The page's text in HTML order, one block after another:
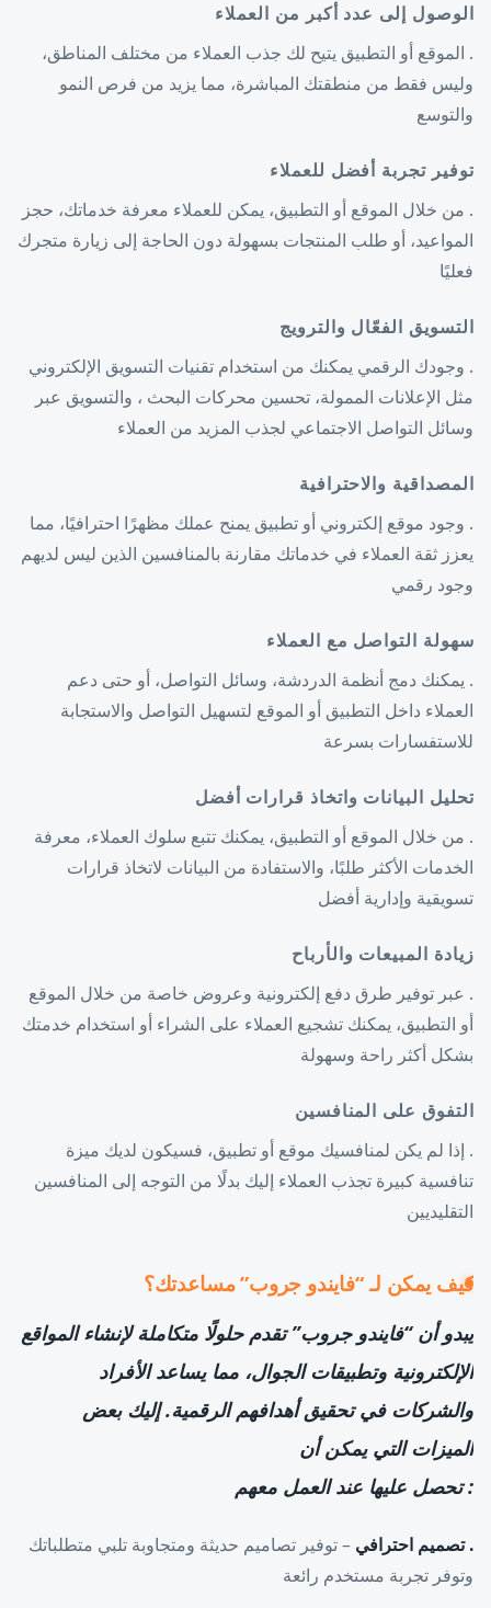
الوصول إلى عدد أكبر من العملاء
. الموقع أو التطبيق يتيح لك جذب العملاء من مختلف المناطق،
وليس فقط من منطقتك المباشرة، مما يزيد من فرص النمو
والتوسع
توفير تجربة أفضل للعملاء
. من خلال الموقع أو التطبيق، يمكن للعملاء معرفة خدماتك، حجز
المواعيد، أو طلب المنتجات بسهولة دون الحاجة إلى زيارة متجرك
فعليًا
التسويق الفعّال والترويج
. وجودك الرقمي يمكنك من استخدام تقنيات التسويق الإلكتروني
مثل الإعلانات الممولة، تحسين محركات البحث ، والتسويق عبر
وسائل التواصل الاجتماعي لجذب المزيد من العملاء
المصداقية والاحترافية
. وجود موقع إلكتروني أو تطبيق يمنح عملك مظهرًا احترافيًا، مما
يعزز ثقة العملاء في خدماتك مقارنة بالمنافسين الذين ليس لديهم
وجود رقمي
سهولة التواصل مع العملاء
. يمكنك دمج أنظمة الدردشة، وسائل التواصل، أو حتى دعم
العملاء داخل التطبيق أو الموقع لتسهيل التواصل والاستجابة
للاستفسارات بسرعة
تحليل البيانات واتخاذ قرارات أفضل
. من خلال الموقع أو التطبيق، يمكنك تتبع سلوك العملاء، معرفة
الخدمات الأكثر طلبًا، والاستفادة من البيانات لاتخاذ قرارات
تسويقية وإدارية أفضل
زيادة المبيعات والأرباح
. عبر توفير طرق دفع إلكترونية وعروض خاصة من خلال الموقع
أو التطبيق، يمكنك تشجيع العملاء على الشراء أو استخدام خدمتك
بشكل أكثر راحة وسهولة
التفوق على المنافسين
. إذا لم يكن لمنافسيك موقع أو تطبيق، فسيكون لديك ميزة
تنافسية كبيرة تجذب العملاء إليك بدلًا من التوجه إلى المنافسين
التقليديين
كيف يمكن لـ “فايندو جروب” مساعدتك؟
يبدو أن “فايندو جروب” تقدم حلولًا متكاملة لإنشاء المواقع
الإلكترونية وتطبيقات الجوال، مما يساعد الأفراد
والشركات في تحقيق أهدافهم الرقمية. إليك بعض
الميزات التي يمكن أن
: تحصل عليها عند العمل معهم
. تصميم احترافي – توفير تصاميم حديثة ومتجاوبة تلبي متطلباتك
وتوفر تجربة مستخدم رائعة